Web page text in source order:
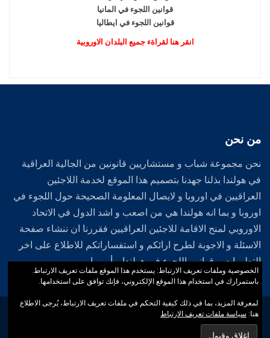
قوانين اللجوء في المانيا
قوانين اللجوء في ايطاليا
انقر هنا لقراةء جميع البلدان الاوروبية
من نحن
نحن مجموعة شباب و مستشاريين قانونين من الجالية العراقية
في هولندا بذلنا جهدنا بتصميم هذا الموقع لخدمة اللاجئين
العراقيين في اوروبا و لايصال المعلومة الصحيحة حول اللجوء في
اوروبا و بما انه هولندا هي من اصعب و اشد الدول في الاتحاد
الاوروبي لمنح الاقامة للاجئين العراقيين فقررنا ان ننشاء صفحة
الاسئلة و الاجوبة لطرح ارائكم و استفساراتكم للاطلاع على اخر
التطورات و قوانين اللجوء في هولندا و أوروبا .
جميع حقوق النشر محفوظة لدي الموقع الرسمي لشبكة اللاجئين العراقيين
الخصوصية وملفات تعريف الارتباط: يستخدم هذا الموقع ملفات تعريف الارتباط.
باستمرارك في استخدام هذا الموقع الإلكتروني، فإنك توافق على استخدامها.
لمعرفة المزيد، بما في ذلك كيفية التحكم في ملفات تعريف الارتباط، يُرجى الاطلاع
هنا: سياسة ملفات تعريف الارتباط